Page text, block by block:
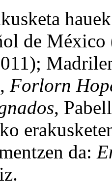
de
Forlorn
,
da: